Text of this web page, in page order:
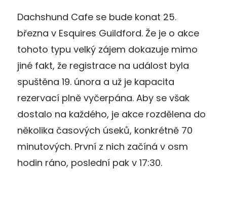
Dachshund Cafe se bude konat 25.
března v Esquires Guildford. Že je o akce
tohoto typu velký zájem dokazuje mimo
jiné fakt, že registrace na událost byla
spuštěna 19. února a už je kapacita
rezervací plně vyčerpána. Aby se však
dostalo na každého, je akce rozdělena do
několika časových úseků, konkrétně 70
minutových. První z nich začíná v osm
hodin ráno, poslední pak v 17:30.